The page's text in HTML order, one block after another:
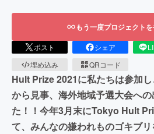
もう一度プロジェクト
ポスト シェア
埋め込み
QRコード
Hult Prize 2021に私たちは参加
から見事、海外地域予選大会へ
た！！今年3月末にTokyo Hult
て、みんなの嫌われものゴキブ